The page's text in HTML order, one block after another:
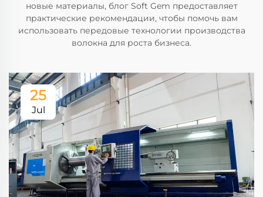
новые материалы, блог Soft Gem предоставляет
практические рекомендации, чтобы помочь вам
использовать передовые технологии производства
волокна для роста бизнеса.
25
Jul